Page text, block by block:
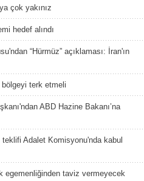
çok yakınız
hedef alındı
“Hürmüz” açıklaması: İran'ın
terk etmeli
ABD Hazine Bakanı’na
Adalet Komisyonu'nda kabul
egemenliğinden taviz vermeyecek